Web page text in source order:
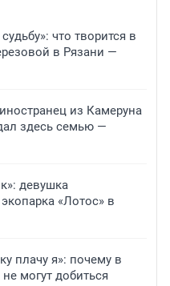
что творится в
в Рязани —
из Камеруна
здесь семью —
девушка
«Лотос» в
плачу я»: почему в
могут добиться